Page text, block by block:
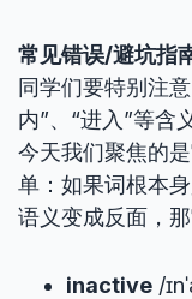
常见错误/避坑指
同学们要特别注意
内”、“进入”等含
今天我们聚焦的
单：如果词根本
语义变成反面，
inactive /